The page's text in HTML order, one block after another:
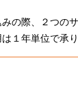
の際、２つの
１年単位で承